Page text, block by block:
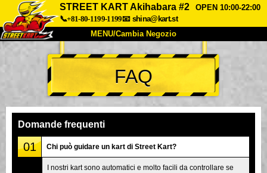
STREET KART Akihabara #2
OPEN 10:00-22:00
📞+81-80-1199-1199📧 shina@kart.st
MENU/Cambia Negozio
INIZIO
Chi Siamo Specifiche Prezzo
Recensioni
Azienda
Tokyo Shinagawa Tokyo Akihabara#1
FAQ
Domande frequenti
01 Chi può guidare un kart di Street Kart?
I nostri kart sono automatici e molto facili da controllare se